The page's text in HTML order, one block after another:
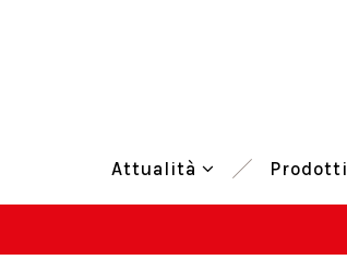
Attualità Prodotti